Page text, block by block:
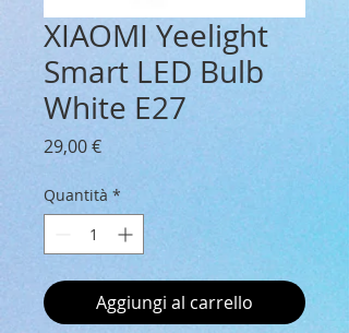
XIAOMI Yeelight
Smart LED Bulb
White E27
29,00 €Prezzo
Quantità *
Aggiungi al carrello